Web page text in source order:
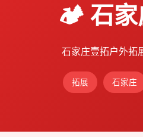
🏕️ 石家
石家庄壹拓户外拓
拓展 石家庄